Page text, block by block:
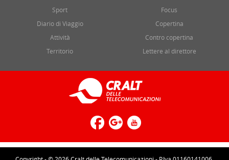
Sport
Diario di Viaggio
Attività
Territorio
Focus
Copertina
Contro copertina
Lettere al direttore